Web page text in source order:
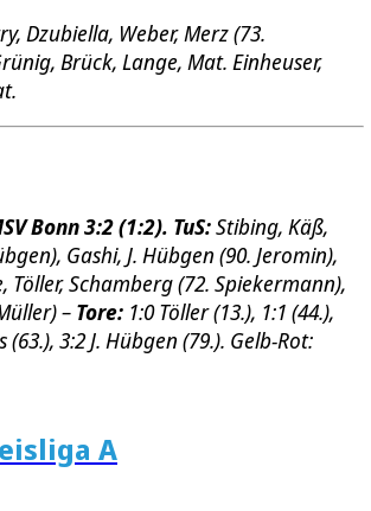
Dzubiella, Weber, Merz (73.
Brück, Lange, Mat. Einheuser,
Bonn 3:2 (1:2). TuS:Stibing, Käß,
Gashi, J. Hübgen (90. Jeromin),
Töller, Schamberg (72. Spiekermann),
– Tore: 1:0 Töller (13.), 1:1 (44.),
(63.), 3:2 J. Hübgen (79.). Gelb-Rot:
A